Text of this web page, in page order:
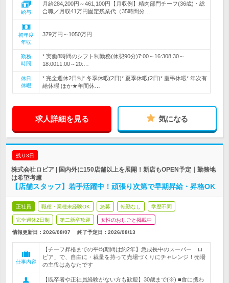
給与
月給284,200円～461,100円【月収例】精肉部門チーフ(36歳)・総
合職／月収41万円固定残業代（35時間分…
初年度
年収
379万円～1050万円
勤務
時間
* 実働8時間のシフト制勤務(休憩90分)7:00～16:308:30～
18:0011:00～20:…
休日
休暇
* 完全週休2日制* 冬季休暇(2日)* 夏季休暇(2日)* 慶弔休暇* 年次有
給休暇 ほか★年間休…
求人詳細を見る 気になる
残り3日
株式会社ロピア | 国内外に150店舗以上を展開！新店もOPEN予定｜勤務地
は希望考慮
【店舗スタッフ】若手活躍中！頑張り次第で早期昇給・昇格OK
正社員 職種・業種未経験OK 急募 転勤なし 学歴不問
完全週休2日制 第二新卒歓迎 女性のおしごと掲載中
情報更新日：2026/08/07 終了予定日： 2026/08/13
仕事内容
【チーフ昇格までの平均期間は約2年】急成長中のスーパー「ロ
ピア」で、自由に・裁量を持って売場づくりにチャレンジ！売場
の主役はあなたです
【既卒者や正社員経験がない方も歓迎】30歳まで(※) ■食に携わ